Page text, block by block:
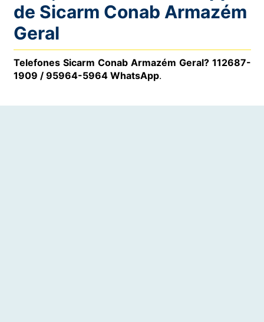
de Sicarm Conab Armazém
Geral
Telefones Sicarm Conab Armazém Geral? 112687-
1909 / 95964-5964 WhatsApp.